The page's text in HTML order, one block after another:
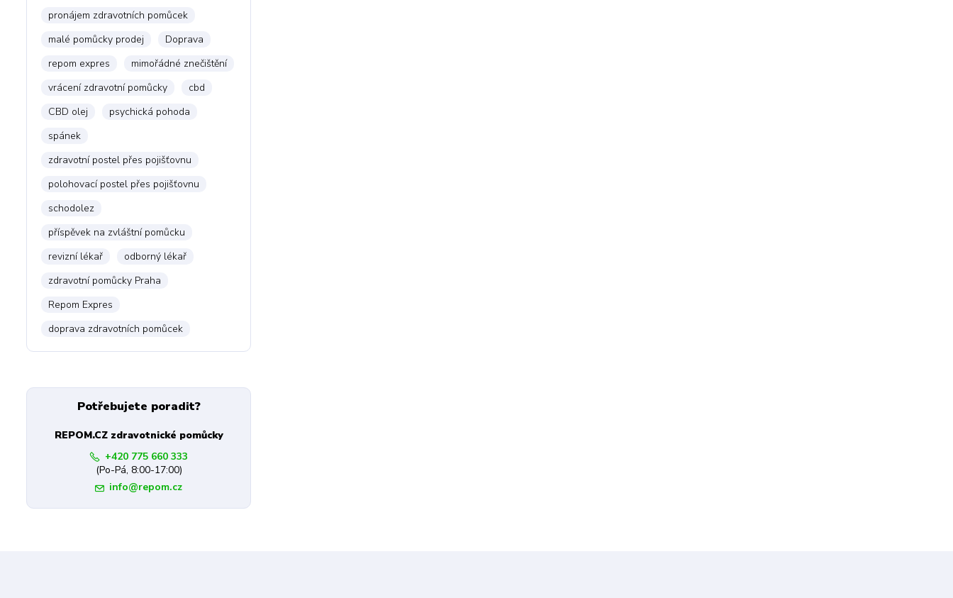
pronájem zdravotních pomůcek
malé pomůcky prodej
Doprava
repom expres
mimořádné znečištění
vrácení zdravotní pomůcky
cbd
CBD olej
psychická pohoda
spánek
zdravotní postel přes pojišťovnu
polohovací postel přes pojišťovnu
schodolez
příspěvek na zvláštní pomůcku
revizní lékař
odborný lékař
zdravotní pomůcky Praha
Repom Expres
doprava zdravotních pomůcek
Potřebujete poradit?
REPOM.CZ zdravotnické pomůcky
+420 775 660 333
(Po-Pá, 8:00-17:00)
info@repom.cz